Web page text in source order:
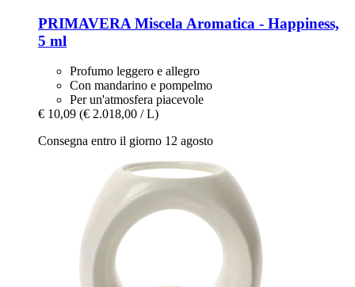
PRIMAVERA Miscela Aromatica -​ Happiness,
5 ml
Profumo leggero e allegro
Con mandarino e pompelmo
Per un'atmosfera piacevole
€ 10,09 (€ 2.018,00 / L)
Consegna entro il giorno 12 agosto